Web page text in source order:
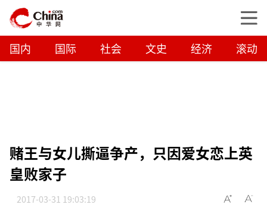
国内 国际 社会 文史 经济 滚动
赌王与女儿撕逼争产，只因爱女恋上英
皇败家子
2017-03-31 19:03:19